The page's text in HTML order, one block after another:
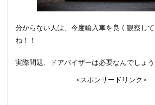
分からない人は、今度輸入車を良く観察し
ね！！
実際問題、ドアバイザーは必要なんでしょう
<スポンサードリンク>